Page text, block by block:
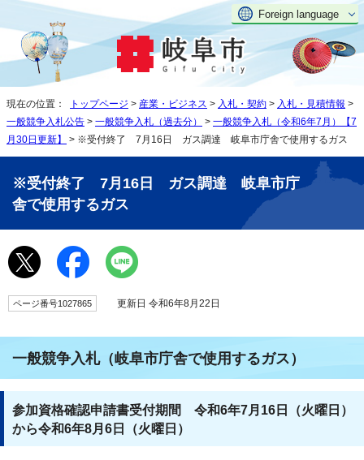
Foreign language
現在の位置： トップページ > 産業・ビジネス > 入札・契約 > 入札・見積情報 >
一般競争入札公告 > 一般競争入札（過去分） > 一般競争入札（令和6年7月）【7
月30日更新】
> ※受付終了 7月16日 ガス調達 岐阜市庁舎で使用するガス
※受付終了 7月16日 ガス調達 岐阜市庁
舎で使用するガス
ページ番号1027865 更新日 令和6年8月22日
一般競争入札（岐阜市庁舎で使用するガス）
参加資格確認申請書受付期間 令和6年7月16日（火曜日）
から令和6年8月6日（火曜日）